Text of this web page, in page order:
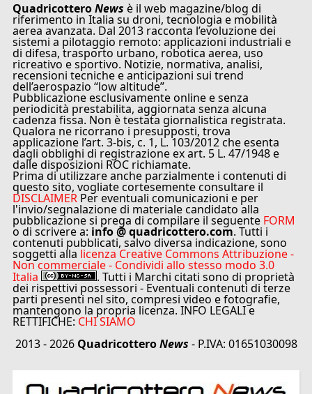
QuadricotteroNews è il web magazine/blog di
riferimento in Italia su droni, tecnologia e mobilità
aerea avanzata. Dal 2013 racconta l’evoluzione dei
sistemi a pilotaggio remoto: applicazioni industriali e
di difesa, trasporto urbano, robotica aerea, uso
ricreativo e sportivo. Notizie, normativa, analisi,
recensioni tecniche e anticipazioni sui trend
dell’aerospazio “low altitude”.
Pubblicazione esclusivamente online e senza
periodicità prestabilita, aggiornata senza alcuna
cadenza fissa. Non è testata giornalistica registrata.
Qualora ne ricorrano i presupposti, trova
applicazione l’art. 3-bis, c. 1, L. 103/2012 che esenta
dagli obblighi di registrazione ex art. 5 L. 47/1948 e
dalle disposizioni ROC richiamate.
Prima di utilizzare anche parzialmente i contenuti di
questo sito, vogliate cortesemente consultare il
DISCLAIMER Per eventuali comunicazioni e per
l'invio/segnalazione di materiale candidato alla
pubblicazione si prega di compilare il seguente FORM
o di scrivere a: info @ quadricottero.com. Tutti i
contenuti pubblicati, salvo diversa indicazione, sono
soggetti alla licenza Creative Commons Attribuzione -
Non commerciale - Condividi allo stesso modo 3.0
Italia . Tutti i Marchi citati sono di proprietà
dei rispettivi possessori - Eventuali contenuti di terze
parti presenti nel sito, compresi video e fotografie,
mantengono la propria licenza. INFO LEGALI e
RETTIFICHE: CHI SIAMO
2013 - 2026 QuadricotteroNews - P.IVA: 01651030098